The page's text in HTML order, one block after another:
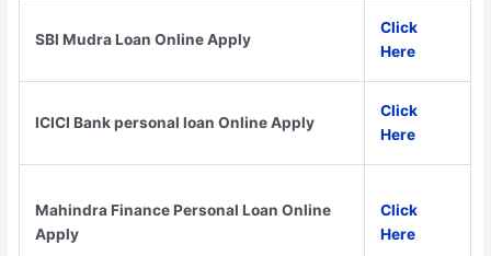
SBI Mudra Loan Online Apply
Click
Here
ICICI Bank personal loan Online Apply
Click
Here
Mahindra Finance Personal Loan Online
Apply
Click
Here